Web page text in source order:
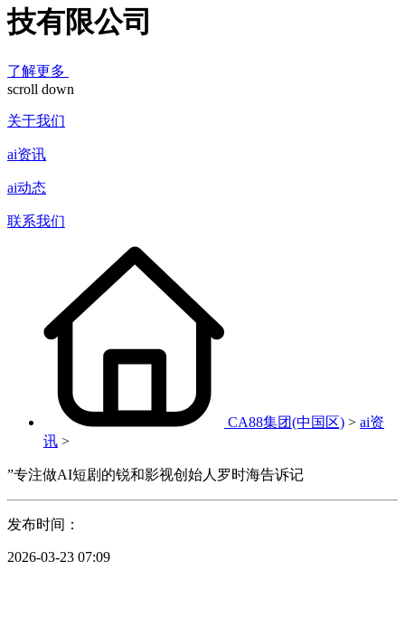
技有限公司
了解更多
scroll down
关于我们
ai资讯
ai动态
联系我们
CA88集团(中国区) > ai资
讯 >
”专注做AI短剧的锐和影视创始人罗时海告诉记
发布时间：
2026-03-23 07:09